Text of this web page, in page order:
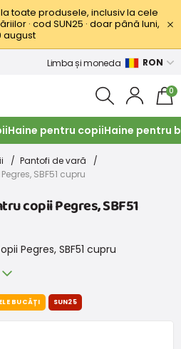
la toate produsele, inclusiv la cele
· cod SUN25 · doar până luni,
august
Limba și moneda RON
0
Haine pentru copiiHaine pentru
Pantofi de vară
SBF51 cupru
copii Pegres, SBF51
Pegres, SBF51 cupru
BUCĂȚI SUN25